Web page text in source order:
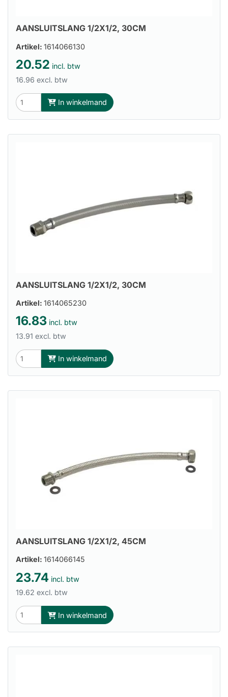
AANSLUITSLANG 1/2X1/2, 30CM
Artikel: 1614066130
20.52 incl. btw
16.96 excl. btw
In winkelmand
AANSLUITSLANG 1/2X1/2, 30CM
Artikel: 1614065230
16.83 incl. btw
13.91 excl. btw
In winkelmand
AANSLUITSLANG 1/2X1/2, 45CM
Artikel: 1614066145
23.74 incl. btw
19.62 excl. btw
In winkelmand